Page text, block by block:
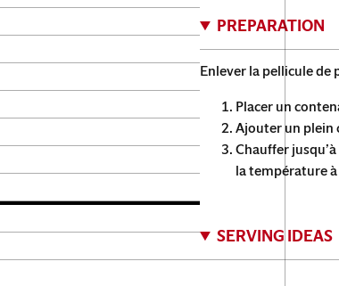
PREPARATION
Enlever la pellicule de
Placer un
Ajouter un plein
Chauffer
la température
SERVING IDEAS